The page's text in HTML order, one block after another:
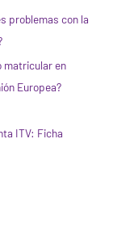
problemas con la
matricular en
Europea?
ITV: Ficha